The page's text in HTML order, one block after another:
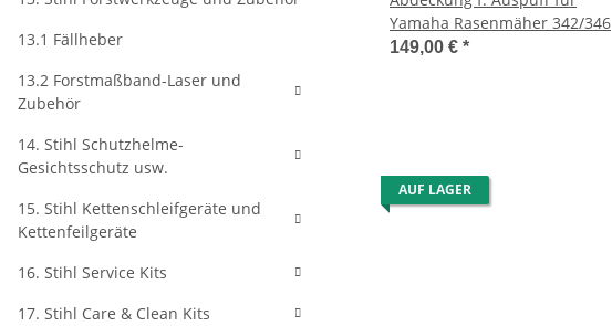
Yamaha Rasenmäher 342/346
149,00 € *
AUF LAGER
13.1 Fällheber
13.2 Forstmaßband-Laser und
Zubehör
14. Stihl Schutzhelme-
Gesichtsschutz usw.
15. Stihl Kettenschleifgeräte und
Kettenfeilgeräte
16. Stihl Service Kits
17. Stihl Care & Clean Kits